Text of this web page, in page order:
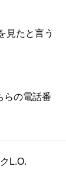
見たと言う
らの電話番
L.O.